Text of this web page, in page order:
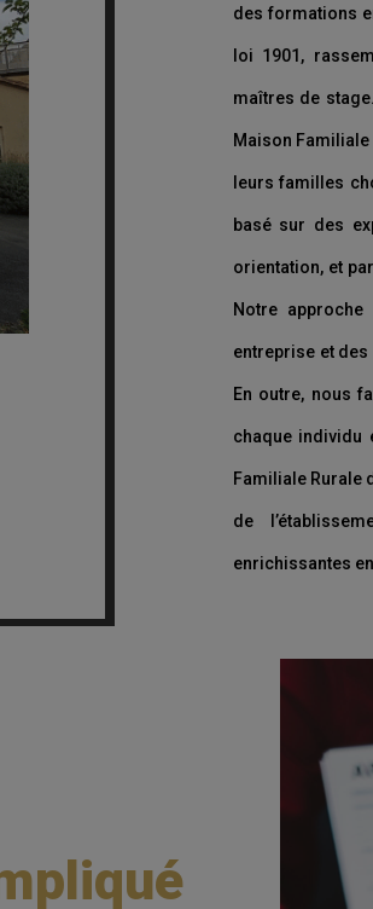
des formations
loi 1901,
maîtres de
Maison
leurs familles
basé sur des
orientation, et
Notre
entreprise et
En outre, nous
chaque individu
Familiale Rurale
de
enrichissantes